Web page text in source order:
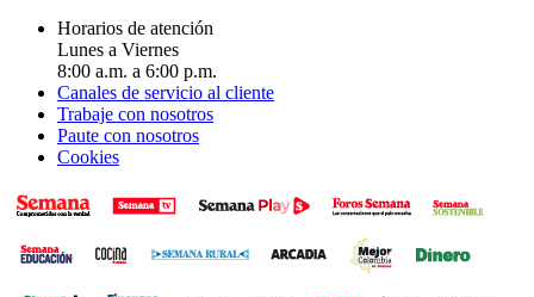
Horarios de atención
Lunes a Viernes
8:00 a.m. a 6:00 p.m.
Canales de servicio al cliente
Trabaje con nosotros
Paute con nosotros
Cookies